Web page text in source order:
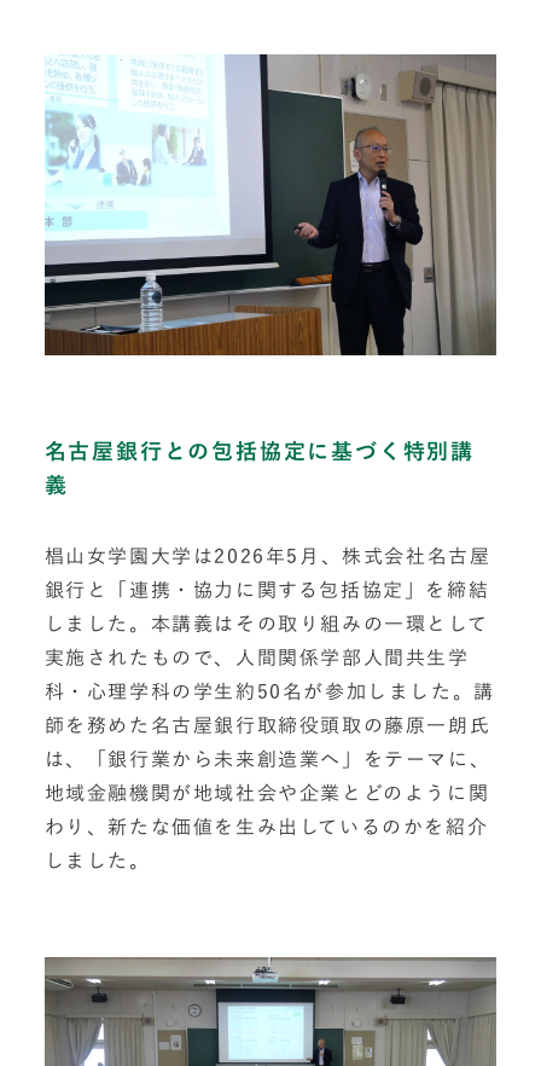
名古屋銀行との包括協定に基づく特別講
義
椙山女学園大学は2026年5月、株式会社名古屋
銀行と「連携・協力に関する包括協定」を締結
しました。本講義はその取り組みの一環として
実施されたもので、人間関係学部人間共生学
科・心理学科の学生約50名が参加しました。講
師を務めた名古屋銀行取締役頭取の藤原一朗氏
は、「銀行業から未来創造業へ」をテーマに、
地域金融機関が地域社会や企業とどのように関
わり、新たな価値を生み出しているのかを紹介
しました。